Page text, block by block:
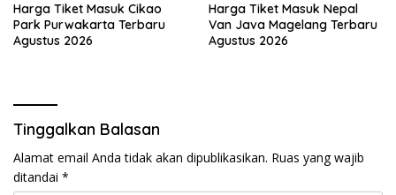
Harga Tiket Masuk Cikao
Park Purwakarta Terbaru
Agustus 2026
Harga Tiket Masuk Nepal
Van Java Magelang Terbaru
Agustus 2026
Tinggalkan Balasan
Alamat email Anda tidak akan dipublikasikan. Ruas yang wajib
ditandai *